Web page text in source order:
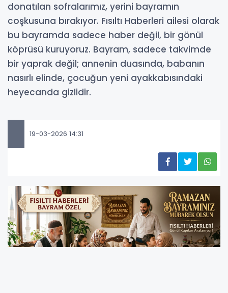
donatılan sofralarımız, yerini bayramın
coşkusuna bırakıyor. Fısıltı Haberleri ailesi olarak
bu bayramda sadece haber değil, bir gönül
köprüsü kuruyoruz. Bayram, sadece takvimde
bir yaprak değil; annenin duasında, babanın
nasırlı elinde, çocuğun yeni ayakkabısındaki
heyecanda gizlidir.
19-03-2026 14:31